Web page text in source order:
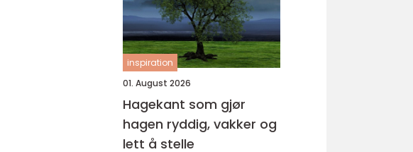
inspiration
01. August 2026
Hagekant som gjør
hagen ryddig, vakker og
lett å stelle